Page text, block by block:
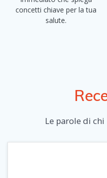
concetti chiave per la tua
salute.
Le parole di